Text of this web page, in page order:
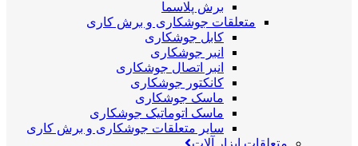
برش پلاسما
متعلقات جوشکاری و برش کاری
کابل جوشکاری
انبر جوشکاری
انبر اتصال جوشکاری
کانکتور جوشکاری
ماسک جوشکاری
ماسک اتوماتیک جوشکاری
سایر متعلقات جوشکاری و برش کاری